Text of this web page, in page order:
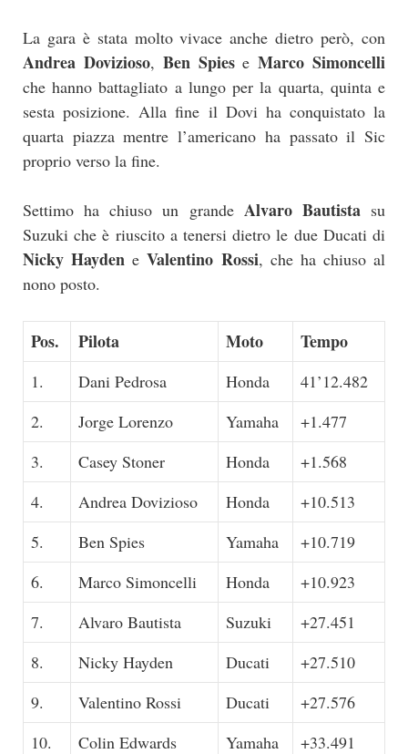
La gara è stata molto vivace anche dietro però, con
Andrea Dovizioso, Ben SpieseMarco Simoncelli
che hanno battagliato a lungo per la quarta, quinta e
sesta posizione. Alla fine il Dovi ha conquistato la
quarta piazza mentre l’americano ha passato il Sic
proprio verso la fine.
Settimo ha chiuso un grande Alvaro Bautistasu
Suzuki che è riuscito a tenersi dietro le due Ducati di
Nicky Hayden eValentino Rossi, che ha chiuso al
nono posto.
Pos. Pilota Moto Tempo
1. Dani Pedrosa Honda
41’12.482
2.
Jorge Lorenzo Yamaha
+1.477
3.
Casey Stoner Honda
+1.568
4.
Andrea Dovizioso Honda
+10.513
5.
Ben Spies Yamaha
+10.719
6.
Marco Simoncelli Honda
+10.923
7.
Alvaro Bautista Suzuki
+27.451
8.
Nicky Hayden Ducati
+27.510
9.
Valentino Rossi Ducati
+27.576
10.
Colin Edwards Yamaha
+33.491